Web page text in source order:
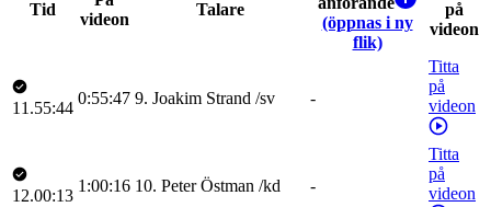
Tid
videon
Talare
(öppnas i ny
flik)
på
videon
11.55:44
0:55:47 9. Joakim Strand /sv -
Titta
på
videon
12.00:13
1:00:16 10. Peter Östman /kd -
Titta
på
videon